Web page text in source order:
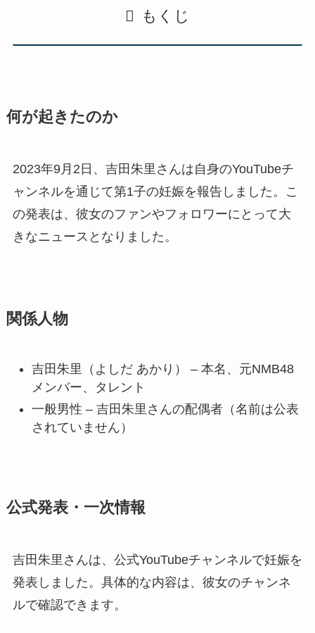
もくじ
何が起きたのか
2023年9月2日、吉田朱里さんは自身のYouTubeチ
ャンネルを通じて第1子の妊娠を報告しました。こ
の発表は、彼女のファンやフォロワーにとって大
きなニュースとなりました。
関係人物
吉田朱里（よしだ あかり） – 本名、元NMB48
メンバー、タレント
一般男性 – 吉田朱里さんの配偶者（名前は公表
されていません）
公式発表・一次情報
吉田朱里さんは、公式YouTubeチャンネルで妊娠を
発表しました。具体的な内容は、彼女のチャンネ
ルで確認できます。